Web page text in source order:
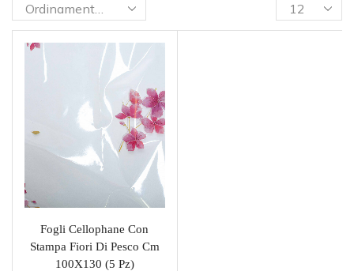
Fogli Cellophane Con
Stampa Fiori Di Pesco Cm
100X130 (5 Pz)